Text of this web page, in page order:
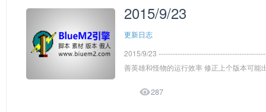
2015/9/23
更新日志
2015/9/23
善英雄和怪物的运行效率 修正上个版本可能
287